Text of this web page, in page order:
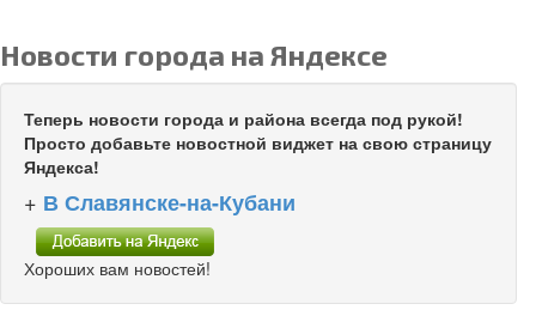
Новости города на Яндексе
Теперь новости города и района всегда под рукой!
Просто добавьте новостной виджет на свою страницу
Яндекса!
+ В Славянске-на-Кубани
Хороших вам новостей!